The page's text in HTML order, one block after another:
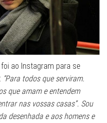
ao Instagram para se
“Para todos que serviram.
que amam e entendem
nas vossas casas”. Sou
desenhada e aos homens e